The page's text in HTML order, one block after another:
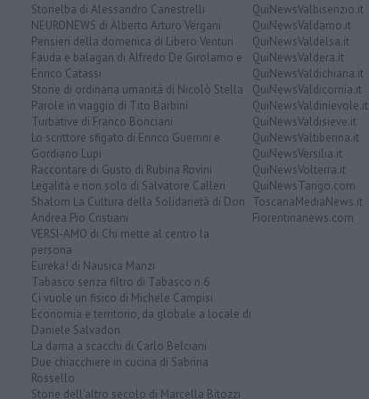
Storielba di Alessandro Canestrelli
NEURONEWS di Alberto Arturo Vergani
Pensieri della domenica di Libero Venturi
Fauda e balagan di Alfredo De Girolamo e
Enrico Catassi
Storie di ordinaria umanità di Nicolò Stella
Parole in viaggio di Tito Barbini
Turbative di Franco Bonciani
Lo scrittore sfigato di Enrico Guerrini e
Gordiano Lupi
Raccontare di Gusto di Rubina Rovini
Legalità e non solo di Salvatore Calleri
Shalom La Cultura della Solidarietà di Don
Andrea Pio Cristiani
VERSI-AMO di Chi mette al centro la
persona
Eureka! di Nausica Manzi
Tabasco senza filtro di Tabasco n.6
Ci vuole un fisico di Michele Campisi
Economia e territorio, da globale a locale di
Daniele Salvadori
La dama a scacchi di Carlo Belciani
Due chiacchiere in cucina di Sabrina
Rossello
Storie dell'altro secolo di Marcella Bitozzi
QuiNewsValbisenzio.it
QuiNewsValdarno.it
QuiNewsValdelsa.it
QuiNewsValdera.it
QuiNewsValdichiana.it
QuiNewsValdicornia.it
QuiNewsValdinievole.it
QuiNewsValdisieve.it
QuiNewsValtiberina.it
QuiNewsVersilia.it
QuiNewsVolterra.it
QuiNewsTango.com
ToscanaMediaNews.it
Fiorentinanews.com